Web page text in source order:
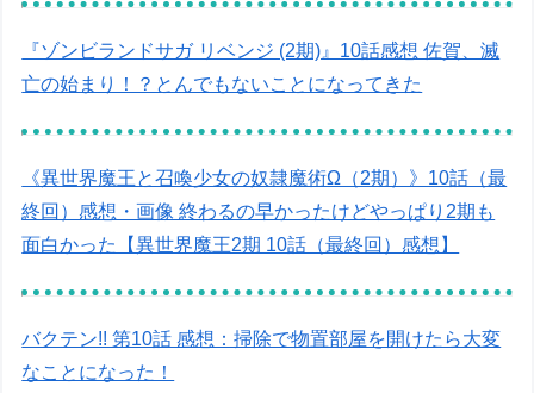
『ゾンビランドサガ リベンジ (2期)』10話感想 佐賀、滅
亡の始まり！？とんでもないことになってきた
《異世界魔王と召喚少女の奴隷魔術Ω（2期）》10話（最
終回）感想・画像 終わるの早かったけどやっぱり2期も
面白かった【異世界魔王2期 10話（最終回）感想】
バクテン!! 第10話 感想：掃除で物置部屋を開けたら大変
なことになった！